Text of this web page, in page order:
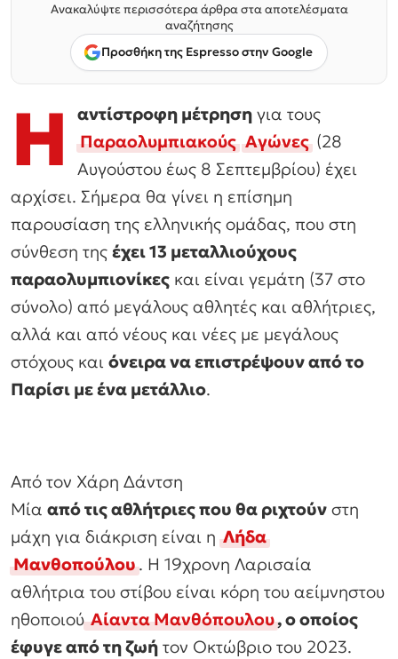
Ανακαλύψτε περισσότερα άρθρα στα αποτελέσματα
αναζήτησης
Προσθήκη της Espresso στην Google
Η αντίστροφη μέτρηση για τους
Παραολυμπιακούς Αγώνες(28
Αυγούστου έως 8 Σεπτεμβρίου) έχει
αρχίσει. Σήμερα θα γίνει η επίσημη
παρουσίαση της ελληνικής ομάδας, που στη
σύνθεση της έχει 13 μεταλλιούχους
παραολυμπιονίκες και είναι γεμάτη (37 στο
σύνολο) από μεγάλους αθλητές και αθλήτριες,
αλλά και από νέους και νέες με μεγάλους
στόχους και όνειρα να επιστρέψουν από το
Παρίσι με ένα μετάλλιο.
Από τον Χάρη Δάντση
Μία από τις αθλήτριες που θα ριχτούν στη
μάχη για διάκριση είναι ηΛήδα
Μανθοπούλου. Η 19χρονη Λαρισαία
αθλήτρια του στίβου είναι κόρη του αείμνηστου
ηθοποιούΑίαντα Μανθόπουλου, ο οποίος
έφυγε από τη ζωή τον Οκτώβριο του 2023.